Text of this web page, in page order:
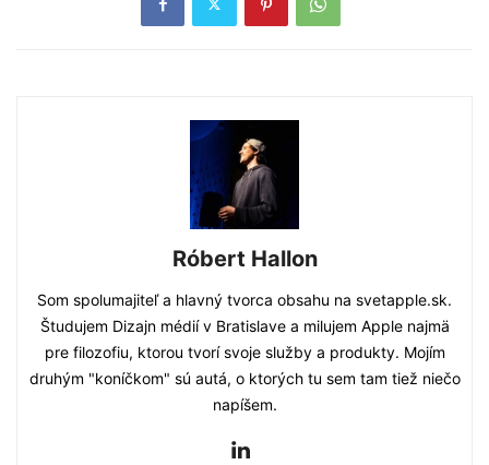
Róbert Hallon
Som spolumajiteľ a hlavný tvorca obsahu na svetapple.sk.
Študujem Dizajn médií v Bratislave a milujem Apple najmä
pre filozofiu, ktorou tvorí svoje služby a produkty. Mojím
druhým "koníčkom" sú autá, o ktorých tu sem tam tiež niečo
napíšem.